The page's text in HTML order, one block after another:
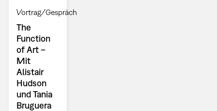
Vortrag/Gespräch
The
Function
of Art –
Mit
Alistair
Hudson
und Tania
Bruguera